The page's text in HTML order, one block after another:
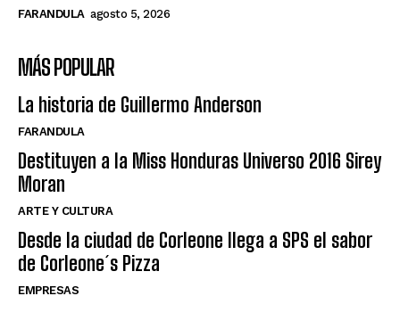
FARANDULA agosto 5, 2026
MÁS POPULAR
La historia de Guillermo Anderson
FARANDULA
Destituyen a la Miss Honduras Universo 2016 Sirey
Moran
ARTE Y CULTURA
Desde la ciudad de Corleone llega a SPS el sabor
de Corleone´s Pizza
EMPRESAS